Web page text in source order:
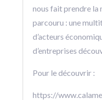
nous fait prendre la
parcouru : une
d’acteurs
d’entreprises
Pour le découvrir :
https://